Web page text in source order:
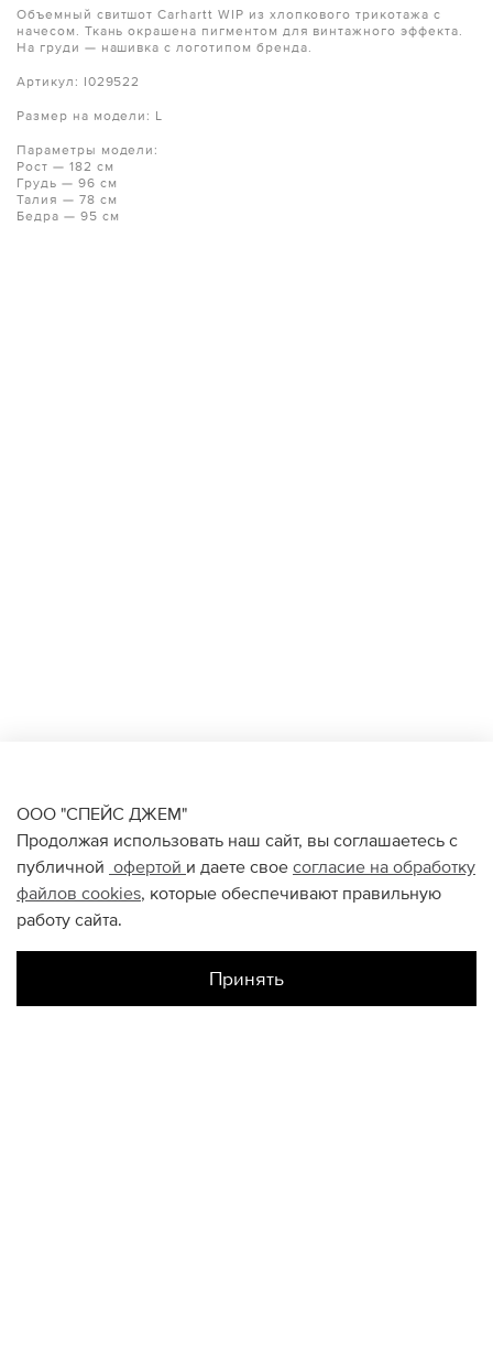
Объемный свитшот Carhartt WIP из хлопкового трикотажа с
начесом. Ткань окрашена пигментом для винтажного эффекта.
На груди — нашивка с логотипом бренда.
Артикул: I029522
Размер на модели: L
Параметры модели:
Рост — 182 см
Грудь — 96 см
Талия — 78 см
Бедра — 95 см
ООО "СПЕЙС ДЖЕМ"
Продолжая использовать наш сайт, вы соглашаетесь с
публичной офертой и даете свое согласие на обработку
файлов cookies, которые обеспечивают правильную
работу сайта.
Принять